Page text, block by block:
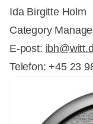
Ida Birgitte Holm
Category
E-post:
Telefon: +45 23